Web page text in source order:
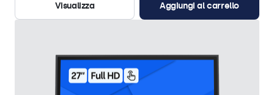
Visualizza
Aggiungi al carrello